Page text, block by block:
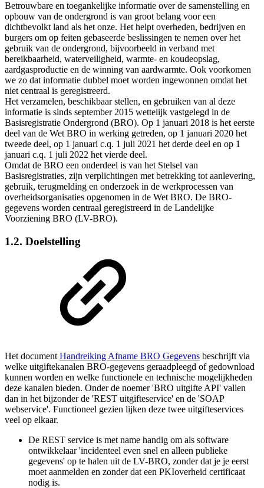
Betrouwbare en toegankelijke informatie over de samenstelling en
opbouw van de ondergrond is van groot belang voor een
dichtbevolkt land als het onze. Het helpt overheden, bedrijven en
burgers om op feiten gebaseerde beslissingen te nemen over het
gebruik van de ondergrond, bijvoorbeeld in verband met
bereikbaarheid, waterveiligheid, warmte- en koudeopslag,
aardgasproductie en de winning van aardwarmte. Ook voorkomen
we zo dat informatie dubbel moet worden ingewonnen omdat het
niet centraal is geregistreerd.
Het verzamelen, beschikbaar stellen, en gebruiken van al deze
informatie is sinds september 2015 wettelijk vastgelegd in de
Basisregistratie Ondergrond (BRO). Op 1 januari 2018 is het eerste
deel van de Wet BRO in werking getreden, op 1 januari 2020 het
tweede deel, op 1 januari c.q. 1 juli 2021 het derde deel en op 1
januari c.q. 1 juli 2022 het vierde deel.
Omdat de BRO een onderdeel is van het Stelsel van
Basisregistraties, zijn verplichtingen met betrekking tot aanlevering,
gebruik, terugmelding en onderzoek in de werkprocessen van
overheidsorganisaties opgenomen in de Wet BRO. De BRO-
gegevens worden centraal geregistreerd in de Landelijke
Voorziening BRO (LV-BRO).
1.2. Doelstelling
Het document Handreiking Afname BRO Gegevens beschrijft via
welke uitgiftekanalen BRO-gegevens geraadpleegd of gedownload
kunnen worden en welke functionele en technische mogelijkheden
deze kanalen bieden. Onder de noemer 'BRO uitgifte API' vallen
dan in het bijzonder de 'REST uitgifteservice' en de 'SOAP
webservice'. Functioneel gezien lijken deze twee uitgifteservices
veel op elkaar.
De REST service is met name handig om als software
ontwikkelaar 'incidenteel even snel en alleen publieke
gegevens' op te halen uit de LV-BRO, zonder dat je je eerst
moet aanmelden en zonder dat een PKIoverheid certificaat
nodig is.